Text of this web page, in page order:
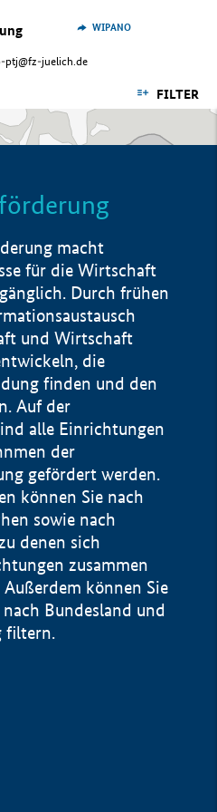
ptj@fz-juelich.de
WIPANO
FILTER
macht
für die Wirtschaft
Durch frühen
und Wirtschaft
die
finden und den
Auf der
alle Einrichtungen
der
gefördert werden.
können Sie nach
sowie nach
denen sich
zusammen
Außerdem können Sie
Bundesland und
filtern.